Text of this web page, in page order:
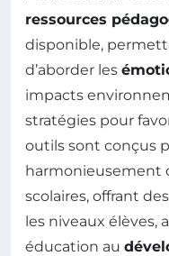
ressources
disponible,
d’aborder les
impacts
stratégies pour
outils sont conçus
harmonieusement
scolaires, offrant
les niveaux élèves,
éducation au